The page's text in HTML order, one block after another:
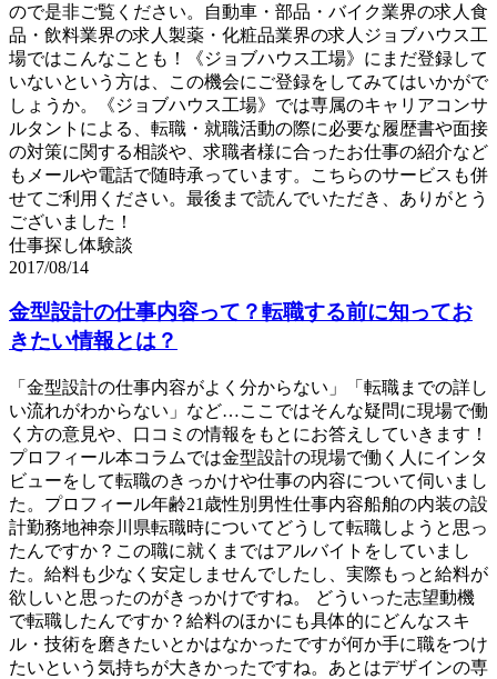
ので是非ご覧ください。自動車・部品・バイク業界の求人食
品・飲料業界の求人製薬・化粧品業界の求人ジョブハウス工
場ではこんなことも！《ジョブハウス工場》にまだ登録して
いないという方は、この機会にご登録をしてみてはいかがで
しょうか。《ジョブハウス工場》では専属のキャリアコンサ
ルタントによる、転職・就職活動の際に必要な履歴書や面接
の対策に関する相談や、求職者様に合ったお仕事の紹介など
もメールや電話で随時承っています。こちらのサービスも併
せてご利用ください。最後まで読んでいただき、ありがとう
ございました！
仕事探し体験談
2017/08/14
金型設計の仕事内容って？転職する前に知ってお
きたい情報とは？
「金型設計の仕事内容がよく分からない」「転職までの詳し
い流れがわからない」など…ここではそんな疑問に現場で働
く方の意見や、口コミの情報をもとにお答えしていきます！
プロフィール本コラムでは金型設計の現場で働く人にインタ
ビューをして転職のきっかけや仕事の内容について伺いまし
た。プロフィール年齢21歳性別男性仕事内容船舶の内装の設
計勤務地神奈川県転職時についてどうして転職しようと思っ
たんですか？この職に就くまではアルバイトをしていまし
た。給料も少なく安定しませんでしたし、実際もっと給料が
欲しいと思ったのがきっかけですね。 どういった志望動機
で転職したんですか？給料のほかにも具体的にどんなスキ
ル・技術を磨きたいとかはなかったですが何か手に職をつけ
たいという気持ちが大きかったですね。あとはデザインの専